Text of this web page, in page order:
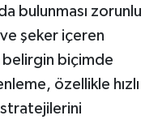
bulunması zorunlu
şeker içeren
belirgin biçimde
özellikle hızlı